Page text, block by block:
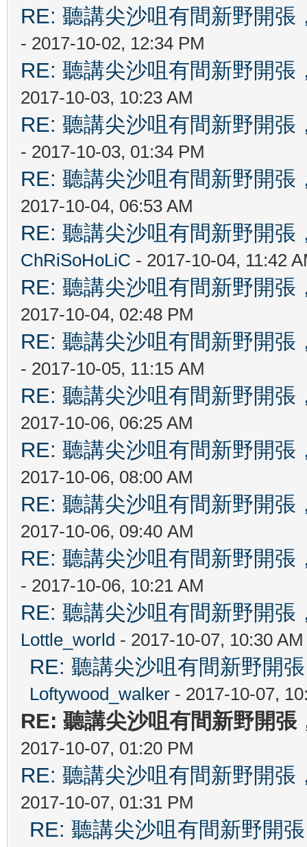
RE: 聽講尖沙咀有間新野開張
- 2017-10-02, 12:34 PM
RE: 聽講尖沙咀有間新野開張
2017-10-03, 10:23 AM
RE: 聽講尖沙咀有間新野開張
- 2017-10-03, 01:34 PM
RE: 聽講尖沙咀有間新野開張
2017-10-04, 06:53 AM
RE: 聽講尖沙咀有間新野開張
ChRiSoHoLiC - 2017-10-04, 11:42
RE: 聽講尖沙咀有間新野開張
2017-10-04, 02:48 PM
RE: 聽講尖沙咀有間新野開張
- 2017-10-05, 11:15 AM
RE: 聽講尖沙咀有間新野開張
2017-10-06, 06:25 AM
RE: 聽講尖沙咀有間新野開張
2017-10-06, 08:00 AM
RE: 聽講尖沙咀有間新野開張
2017-10-06, 09:40 AM
RE: 聽講尖沙咀有間新野開張
- 2017-10-06, 10:21 AM
RE: 聽講尖沙咀有間新野開張
Lottle_world - 2017-10-07, 10:30 AM
RE: 聽講尖沙咀有間新野開
Loftywood_walker - 2017-10-07,
RE: 聽講尖沙咀有間新野開張
2017-10-07, 01:20 PM
RE: 聽講尖沙咀有間新野開張
2017-10-07, 01:31 PM
RE: 聽講尖沙咀有間新野開